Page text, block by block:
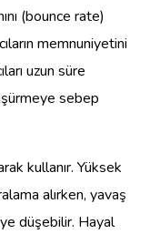
(bounce rate)
memnuniyetini
uzun süre
sebep
kullanır. Yüksek
alırken, yavaş
düşebilir. Hayal